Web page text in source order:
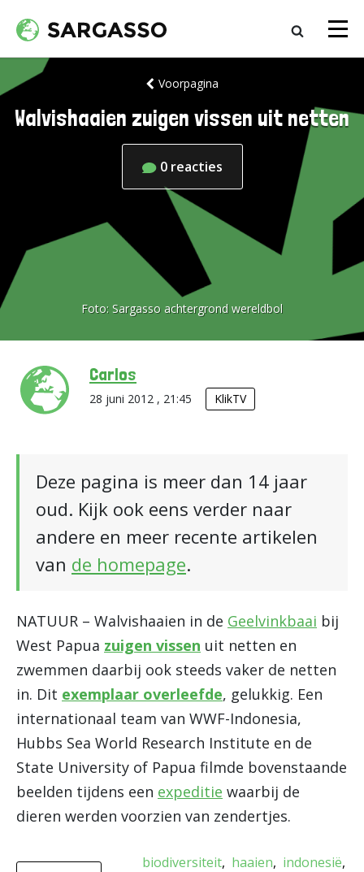
Voorpagina
Walvishaaien zuigen vissen uit netten
0 reacties
Foto: Sargasso achtergrond wereldbol
Carlos
28 juni 2012 , 21:45 KlikTV
Deze pagina is meer dan 14 jaar
oud. Kijk ook eens verder naar
andere en meer recente artikelen
van de homepage.
NATUUR – Walvishaaien in de Geelvinkbaai bij
West Papua zuigen vissen uit netten en
zwemmen daarbij ook steeds vaker de netten
in. Dit exemplaar overleefde, gelukkig. Een
internationaal team van WWF-Indonesia,
Hubbs Sea World Research Institute en de
State University of Papua filmde bovenstaande
beelden tijdens een expeditie waarbij de
dieren werden voorzien van zendertjes.
biodiversiteit haaien
indonesië